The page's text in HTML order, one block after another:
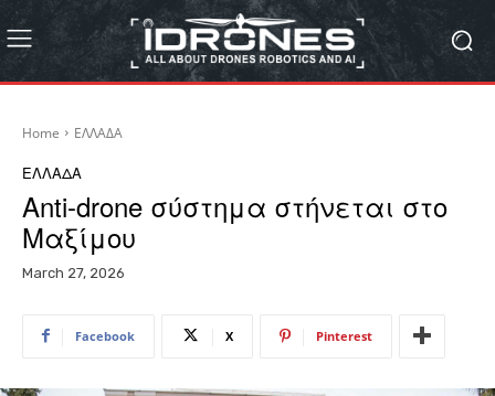
Home ΕΛΛΑΔΑ
ΕΛΛΑΔΑ
Anti-drone σύστημα στήνεται στο
Μαξίμου
March 27, 2026
Facebook X Pinterest